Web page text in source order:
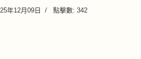
年12月09日 點擊數: 342